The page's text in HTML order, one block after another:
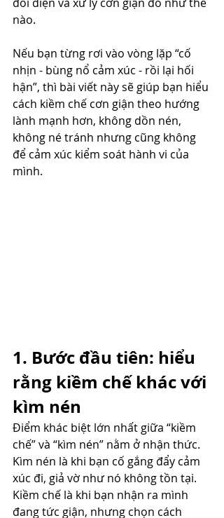
nào.
Nếu bạn từng rơi vào vòng lặp “cố
nhịn - bùng nổ cảm xúc - rồi lại hối
hận”, thì bài viết này sẽ giúp bạn hiểu
cách kiềm chế cơn giận theo hướng
lành mạnh hơn, không dồn nén,
không né tránh nhưng cũng không
để cảm xúc kiểm soát hành vi của
mình.
1. Bước đầu tiên: hiểu
rằng kiềm chế khác với
kìm nén
Điểm khác biệt lớn nhất giữa “kiềm
chế” và “kìm nén” nằm ở nhận thức.
Kìm nén là khi bạn cố gắng đẩy cảm
xúc đi, giả vờ như nó không tồn tại.
Kiềm chế là khi bạn nhận ra mình
đang tức giận, nhưng chọn cách